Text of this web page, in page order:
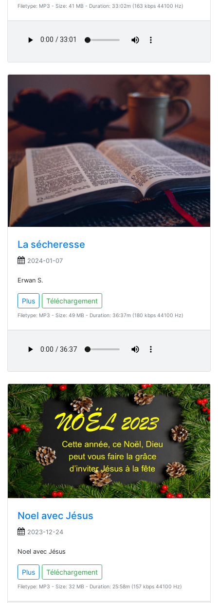
Filetype: MP3 - Size: 41 MB - Duration: 33:02m (163 kbps 44100 Hz)
La sécheresse
2024-01-07
Erwan S.
Plus Téléchargement
Filetype: MP3 - Size: 49 MB - Duration: 36:37m (180 kbps 44100 Hz)
Noel avec Jésus
2023-12-24
Noel avec Jésus
Plus Téléchargement
Filetype: MP3 - Size: 32 MB - Duration: 25:58m (157 kbps 44100 Hz)